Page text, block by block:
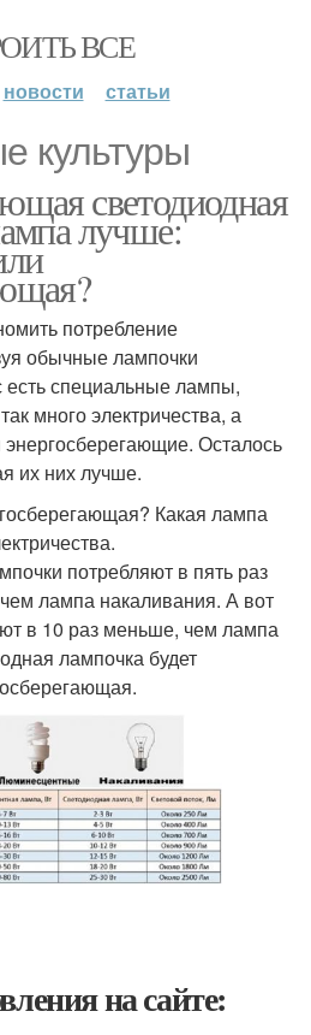
ВСЕ
новости статьи
культуры
светодиодная
лучше:
потребление
обычные лампочки
есть специальные лампы,
много электричества, а
Осталось
их них лучше.
Какая лампа
потребляют в пять раз
лампа накаливания. А вот
в 10 раз меньше, чем лампа
лампочка будет
на сайте: